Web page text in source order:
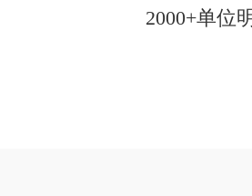
2000+单位